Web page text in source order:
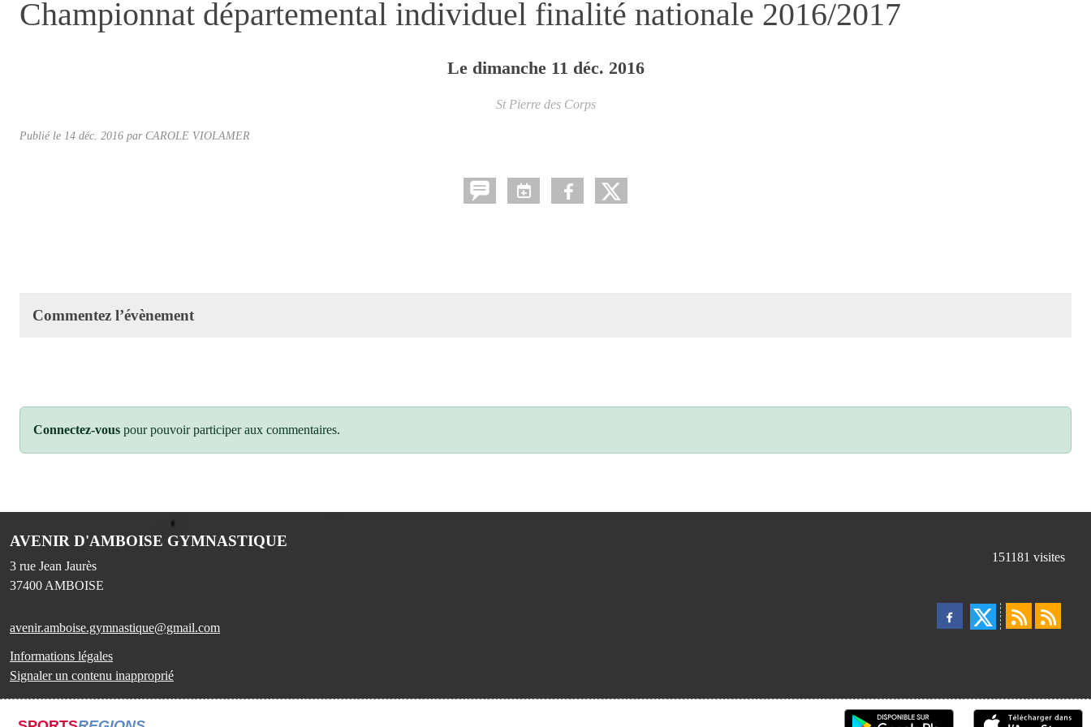
Championnat départemental individuel finalité nationale 2016/2017
Le dimanche 11 déc. 2016
St Pierre des Corps
Publié le 14 déc. 2016 par CAROLE VIOLAMER
Commentez l’évènement
Connectez-vous pour pouvoir participer aux commentaires.
AVENIR D'AMBOISE GYMNASTIQUE
3 rue Jean Jaurès
37400 AMBOISE
avenir.amboise.gymnastique@gmail.com
Informations légales
Signaler un contenu inapproprié
151181 visites